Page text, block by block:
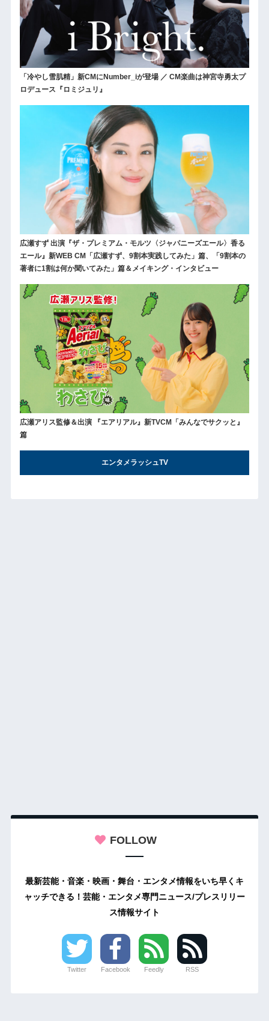
「冷やし雪肌精」新CMにNumber_iが登場 ／ CM楽曲は神宮寺勇太プ
ロデュース『ロミジュリ』
広瀬すず 出演『ザ・プレミアム・モルツ〈ジャパニーズエール〉香る
エール』新WEB CM「広瀬すず、9割本実践してみた」篇、「9割本の
著者に1割は何か聞いてみた」篇＆メイキング・インタビュー
広瀬アリス監修＆出演 『エアリアル』新TVCM「みんなでサクッと』
篇
エンタメラッシュTV
FOLLOW
最新芸能・音楽・映画・舞台・エンタメ情報をいち早くキ
ャッチできる！芸能・エンタメ専門ニュース/プレスリリー
ス情報サイト
Twitter Facebook Feedly RSS